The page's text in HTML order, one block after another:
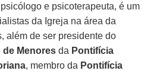
e psicoterapeuta, é um
da Igreja na área da
além de ser presidente do
de Menoresda Pontifícia
, membro da Pontifícia